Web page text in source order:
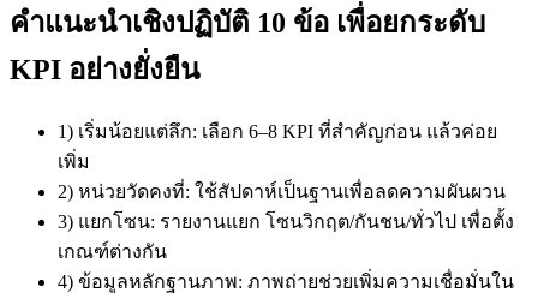
คำแนะนำเชิงปฏิบัติ 10 ข้อ เพื่อยกระดับ
KPI อย่างยั่งยืน
1) เริ่มน้อยแต่ลึก: เลือก 6–8 KPI ที่สำคัญก่อน แล้วค่อย
เพิ่ม
2) หน่วยวัดคงที่: ใช้สัปดาห์เป็นฐานเพื่อลดความผันผวน
3) แยกโซน: รายงานแยก โซนวิกฤต/กันชน/ทั่วไป เพื่อตั้ง
เกณฑ์ต่างกัน
4) ข้อมูลหลักฐานภาพ: ภาพถ่ายช่วยเพิ่มความเชื่อมั่นใน